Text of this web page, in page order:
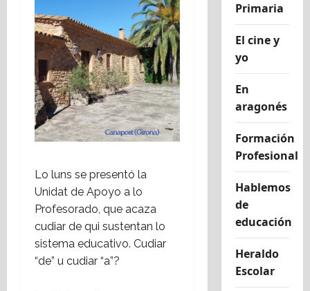
Lo luns se presentó la
Unidat de Apoyo a lo
Profesorado, que acaza
cudiar de qui sustentan lo
sistema educativo. Cudiar
“de” u cudiar “a”?
Primaria
El cine y
yo
En
aragonés
Formación
Profesional
Hablemos
de
educación
Heraldo
Escolar